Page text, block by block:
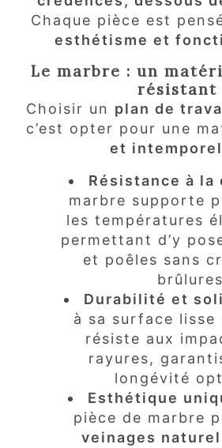
Chaque pièce est
esthétisme et
Le marbre : un
résistant
Choisir un plan de
c’est opter pour une
et
Résistance à la
marbre supporte
les températures
permettant d’y
et poêles sans
Durabilité et
à sa surface lisse
résiste aux
rayures,
longévité
Esthétique
pièce de marbre
veinages